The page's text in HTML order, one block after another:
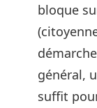
bloque
général,
suffit